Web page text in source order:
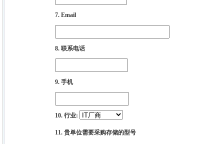
7. Email
8. 联系电话
9. 手机
10. 行业:
11. 贵单位需要采购存储的型号